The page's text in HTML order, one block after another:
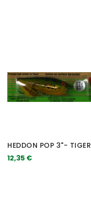
HEDDON POP 3"- TIGER
12,35 €